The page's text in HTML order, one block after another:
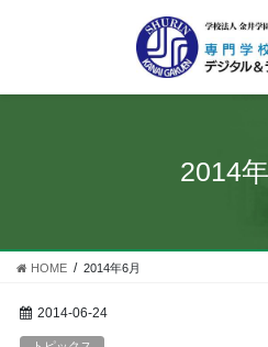
学校紹
受験
学生サ
2014
HOME 2014年6月
2014-06-24